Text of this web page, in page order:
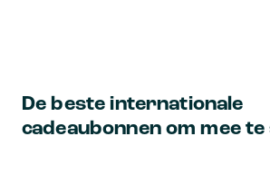
De beste internationale
cadeaubonnen om mee